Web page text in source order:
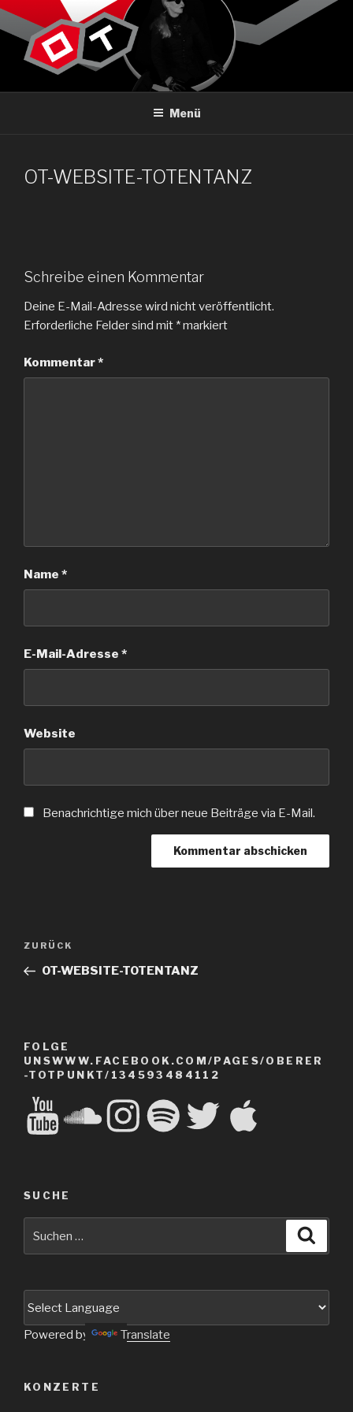
Zum
Inhalt
springen
OBERER TOTPUNKT
Menü
OT-WEBSITE-TOTENTANZ
Schreibe einen Kommentar
Deine E-Mail-Adresse wird nicht veröffentlicht.
Erforderliche Felder sind mit *markiert
Kommentar*
Name *
E-Mail-Adresse *
Website
Benachrichtige mich über neue Beiträge via E-Mail.
Beitragsnavigation
Vorheriger
Beitrag
ZURÜCK
OT-WEBSITE-TOTENTANZ
FOLGE
UNSWWW.FACEBOOK.COM/PAGES/OBERER
-TOTPUNKT/134593484112
YouTube SoundCloudInstagramSpotify Twitter Apple
SUCHE
Powered by Translate
KONZERTE